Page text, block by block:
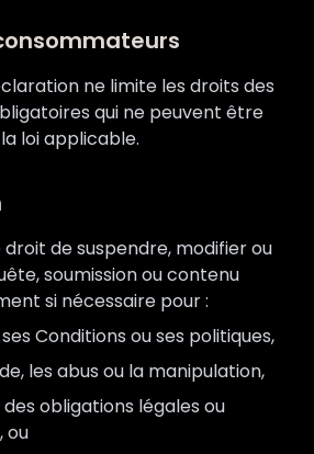
ne limite les droits des
qui ne peuvent être
loi applicable.
de suspendre, modifier ou
soumission ou contenu
si nécessaire pour :
Conditions ou ses politiques,
les abus ou la manipulation,
obligations légales ou
ou